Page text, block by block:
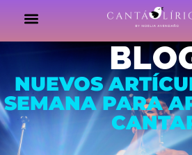
NUEVOS
SEMANA PARA